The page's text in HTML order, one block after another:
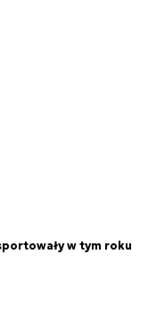
w tym roku